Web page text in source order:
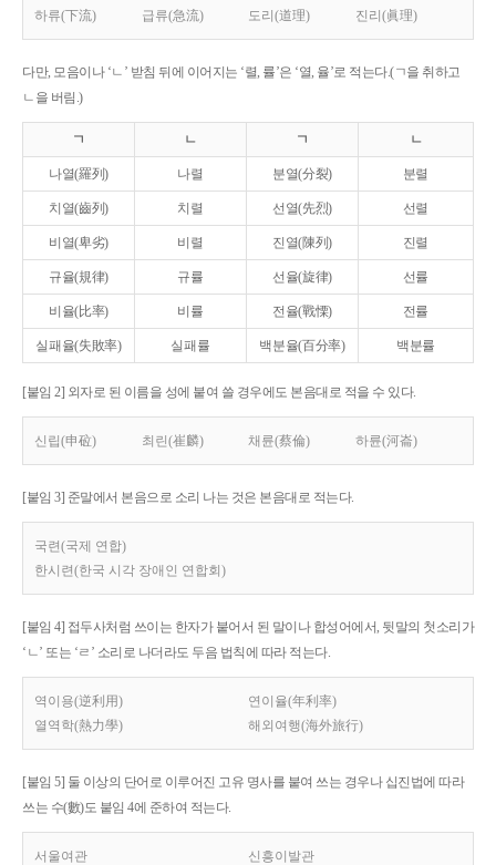
하류(下流)
급류(急流) 도리(道理) 진리(眞理)
다만, 모음이나 ‘ㄴ’ 받침 뒤에 이어지는 ‘렬, 률’은 ‘열, 율’로 적는다.(ㄱ을 취하고
ㄴ을 버림.)
ㄱ ㄴ ㄱ ㄴ
나열(羅列) 나렬 분열(分裂) 분렬
치열(齒列) 치렬 선열(先烈) 선렬
비열(卑劣) 비렬 진열(陳列) 진렬
규율(規律) 규률 선율(旋律) 선률
비율(比率) 비률 전율(戰慄) 전률
실패율(失敗率) 실패률 백분율(百分率) 백분률
[붙임 2] 외자로 된 이름을 성에 붙여 쓸 경우에도 본음대로 적을 수 있다.
신립(申砬) 최린(崔麟) 채륜(蔡倫) 하륜(河崙)
[붙임 3] 준말에서 본음으로 소리 나는 것은 본음대로 적는다.
국련(국제 연합)
한시련(한국 시각 장애인 연합회)
[붙임 4] 접두사처럼 쓰이는 한자가 붙어서 된 말이나 합성어에서, 뒷말의 첫소리가
‘ㄴ’ 또는 ‘ㄹ’ 소리로 나더라도 두음 법칙에 따라 적는다.
역이용(逆利用)
연이율(年利率)
열역학(熱力學)
해외여행(海外旅行)
[붙임 5] 둘 이상의 단어로 이루어진 고유 명사를 붙여 쓰는 경우나 십진법에 따라
쓰는 수(數)도 붙임 4에 준하여 적는다.
서울여관 신흥이발관